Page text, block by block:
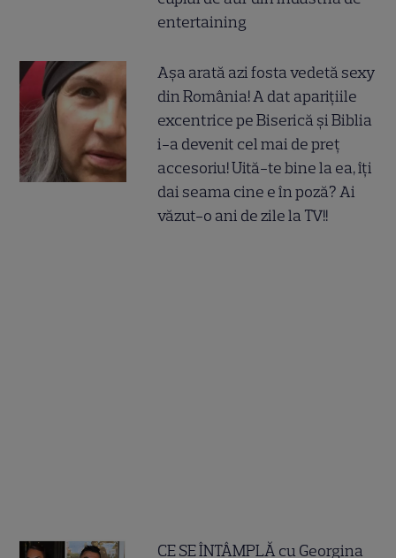
entertaining
Așa arată azi fosta vedetă sexy
din România! A dat aparițiile
excentrice pe Biserică și Biblia
i-a devenit cel mai de preț
accesoriu! Uită-te bine la ea, îți
dai seama cine e în poză? Ai
văzut-o ani de zile la TV!!
CE SE ÎNTÂMPLĂ cu Georgina